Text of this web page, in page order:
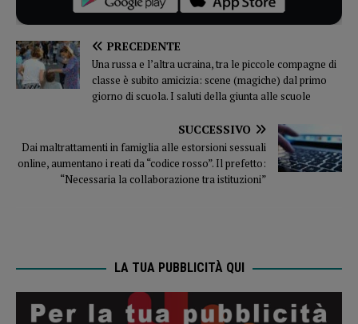
PRECEDENTE
Una russa e l’altra ucraina, tra le piccole compagne di
classe è subito amicizia: scene (magiche) dal primo
giorno di scuola. I saluti della giunta alle scuole
SUCCESSIVO
Dai maltrattamenti in famiglia alle estorsioni sessuali
online, aumentano i reati da “codice rosso”. Il prefetto:
“Necessaria la collaborazione tra istituzioni”
LA TUA PUBBLICITÀ QUI